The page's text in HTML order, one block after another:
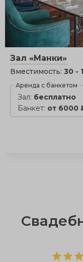
Зал «Манки»
Вместимость: 30 -
Аренда с банкетом
Зал: бесплатно
Банкет: от 6000